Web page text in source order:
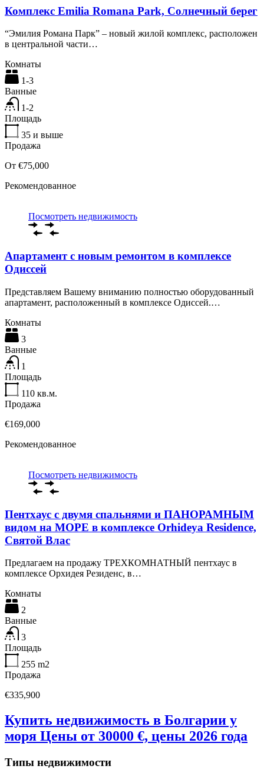
Комплекс Emilia Romana Park, Солнечный берег
“Эмилия Романа Парк” – новый жилой комплекс, расположен
в центральной части…
Комнаты
1-3
Ванные
1-2
Площадь
35 и выше
Продажа
От €75,000
Рекомендованное
Посмотреть недвижимость
Апартамент с новым ремонтом в комплексе
Одиссей
Представляем Вашему вниманию полностью оборудованный
апартамент, расположенный в комплексе Одиссей.…
Комнаты
3
Ванные
1
Площадь
110 кв.м.
Продажа
€169,000
Рекомендованное
Посмотреть недвижимость
Пентхаус с двумя спальнями и ПАНОРАМНЫМ
видом на МОРЕ в комплексе Orhideya Residence,
Святой Влас
Предлагаем на продажу ТРЕХКОМНАТНЫЙ пентхаус в
комплексе Орхидея Резиденс, в…
Комнаты
2
Ванные
3
Площадь
255 m2
Продажа
€335,900
Купить недвижимость в Болгарии у
моря Цены от 30000 €, цены 2026 года
Типы недвижимости